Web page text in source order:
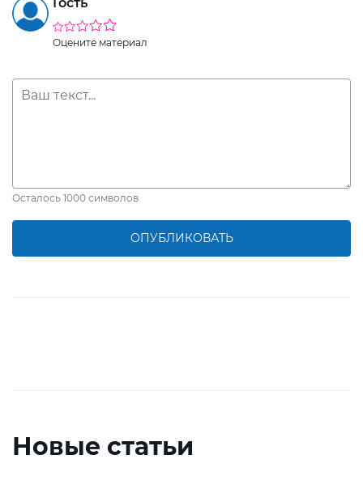
Оцените материал
Осталось 1000 символов
ОПУБЛИКОВАТЬ
Новые статьи